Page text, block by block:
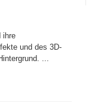
ihre
und des 3D-
...